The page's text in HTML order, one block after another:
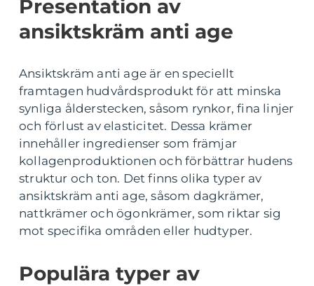
Presentation av
ansiktskräm anti age
Ansiktskräm anti age är en speciellt
framtagen hudvårdsprodukt för att minska
synliga ålderstecken, såsom rynkor, fina linjer
och förlust av elasticitet. Dessa krämer
innehåller ingredienser som främjar
kollagenproduktionen och förbättrar hudens
struktur och ton. Det finns olika typer av
ansiktskräm anti age, såsom dagkrämer,
nattkrämer och ögonkrämer, som riktar sig
mot specifika områden eller hudtyper.
Populära typer av